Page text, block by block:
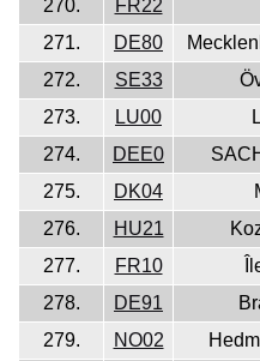
270. FR22
271.
DE80
272.
SE33
273.
LU00
274.
DEE0
275.
DK04
276.
HU21
277.
FR10
278.
DE91
279.
NO02